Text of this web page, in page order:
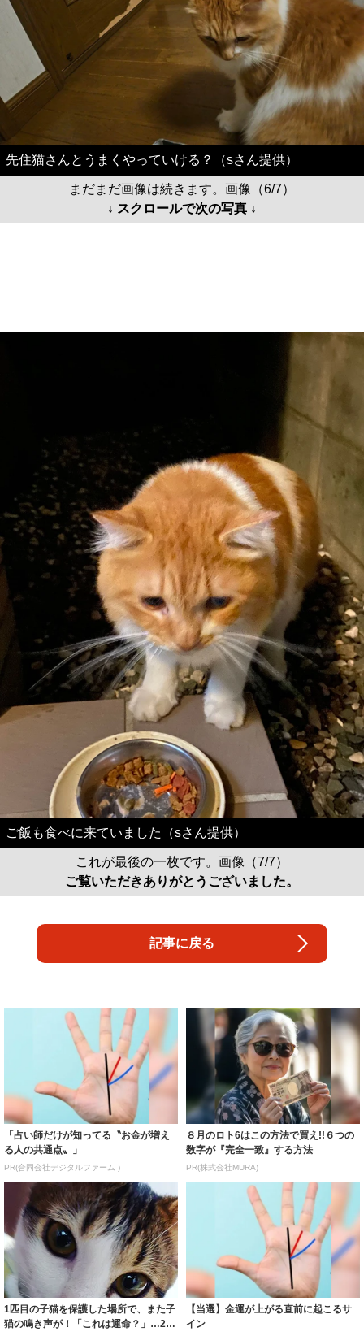
先住猫さんとうまくやっていける？（sさん提供）
まだまだ画像は続きます。画像（6/7）
↓ スクロールで次の写真 ↓
ご飯も食べに来ていました（sさん提供）
これが最後の一枚です。画像（7/7）
ご覧いただきありがとうございました。
記事に戻る
「占い師だけが知ってる〝お金が増え
る人の共通点〟」
PR(合同会社デジタルファーム )
８月のロト6はこの方法で買え!!６つの
数字が『完全一致』する方法
PR(株式会社MURA)
1匹目の子猫を保護した場所で、また子
猫の鳴き声が！「これは運命？」…2匹
【当選】金運が上がる直前に起こるサ
イン